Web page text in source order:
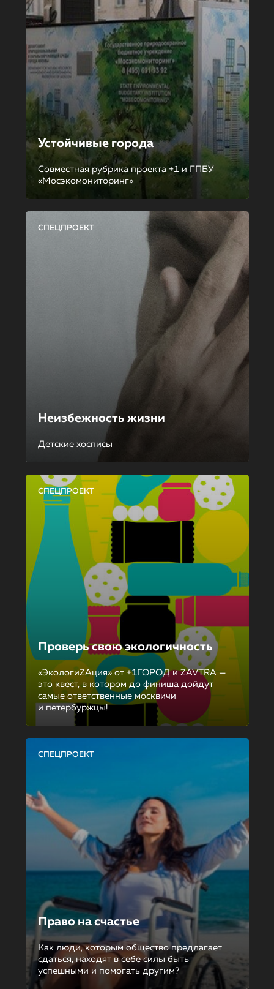
Устойчивые города
Совместная рубрика проекта +1 и ГПБУ
«Мосэкомониторинг»
СПЕЦПРОЕКТ
Неизбежность жизни
Детские хосписы
СПЕЦПРОЕКТ
Проверь свою экологичность
«ЭкологиZAция» от +1ГОРОД и ZAVTRA —
это квест, в котором до финиша дойдут
самые ответственные москвичи
и петербуржцы!
СПЕЦПРОЕКТ
Право на счастье
Как люди, которым общество предлагает
сдаться, находят в себе силы быть
успешными и помогать другим?